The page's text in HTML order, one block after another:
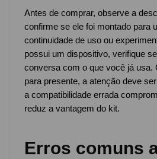
Antes de comprar, observe a
confirme se ele foi montado para
continuidade de uso ou
possui um dispositivo, verifique
conversa com o que você já usa.
para presente, a atenção deve
a compatibilidade errada
reduz a vantagem do kit.
Erros comuns